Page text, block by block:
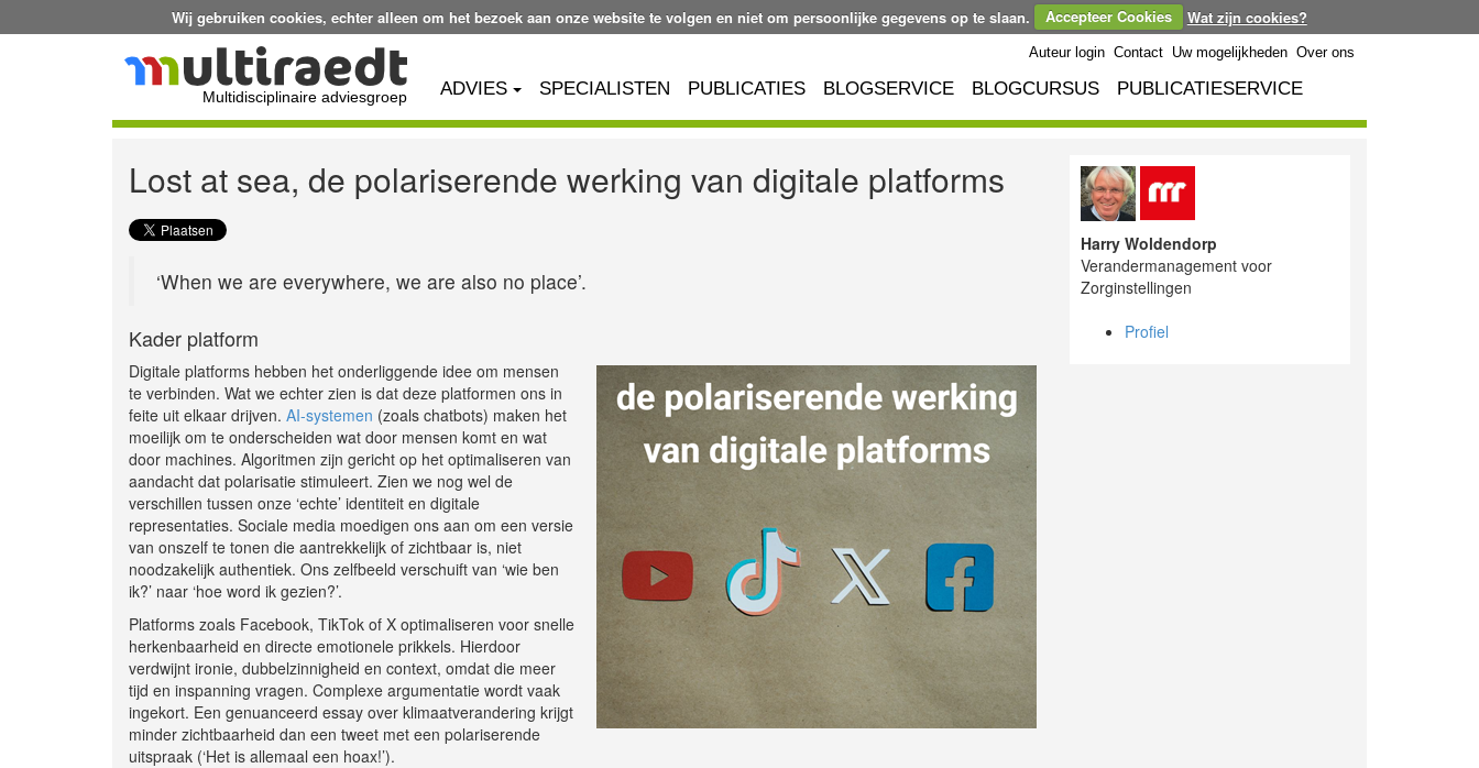
Wij gebruiken cookies, echter alleen om het bezoek aan onze website te volgen en niet om persoonlijke gegevens op te slaan. Accepteer Cookies Wat zijn cookies?
Multidisciplinaire adviesgroep
Auteur login Contact Uw mogelijkheden Over ons
ADVIES SPECIALISTEN PUBLICATIES BLOGSERVICE BLOGCURSUS PUBLICATIESERVICE
Lost at sea, de polariserende werking van digitale platforms
‘When we are everywhere, we are also no place’.
Kader platform
Digitale platforms hebben het onderliggende idee om mensen
te verbinden. Wat we echter zien is dat deze platformen ons in
feite uit elkaar drijven. AI-systemen (zoals chatbots) maken het
moeilijk om te onderscheiden wat door mensen komt en wat
door machines. Algoritmen zijn gericht op het optimaliseren van
aandacht dat polarisatie stimuleert. Zien we nog wel de
verschillen tussen onze ‘echte’ identiteit en digitale
representaties. Sociale media moedigen ons aan om een versie
van onszelf te tonen die aantrekkelijk of zichtbaar is, niet
noodzakelijk authentiek. Ons zelfbeeld verschuift van ‘wie ben
ik?’ naar ‘hoe word ik gezien?’.
Platforms zoals Facebook, TikTok of X optimaliseren voor snelle
herkenbaarheid en directe emotionele prikkels. Hierdoor
verdwijnt ironie, dubbelzinnigheid en context, omdat die meer
tijd en inspanning vragen. Complexe argumentatie wordt vaak
ingekort. Een genuanceerd essay over klimaatverandering krijgt
minder zichtbaarheid dan een tweet met een polariserende
uitspraak (‘Het is allemaal een hoax!’).
Harry Woldendorp
Verandermanagement voor
Zorginstellingen
Profiel